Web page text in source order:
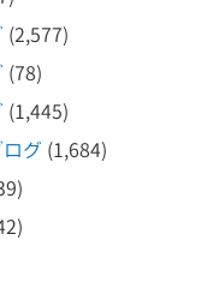
(2,577)
(78)
(1,445)
グ (1,684)